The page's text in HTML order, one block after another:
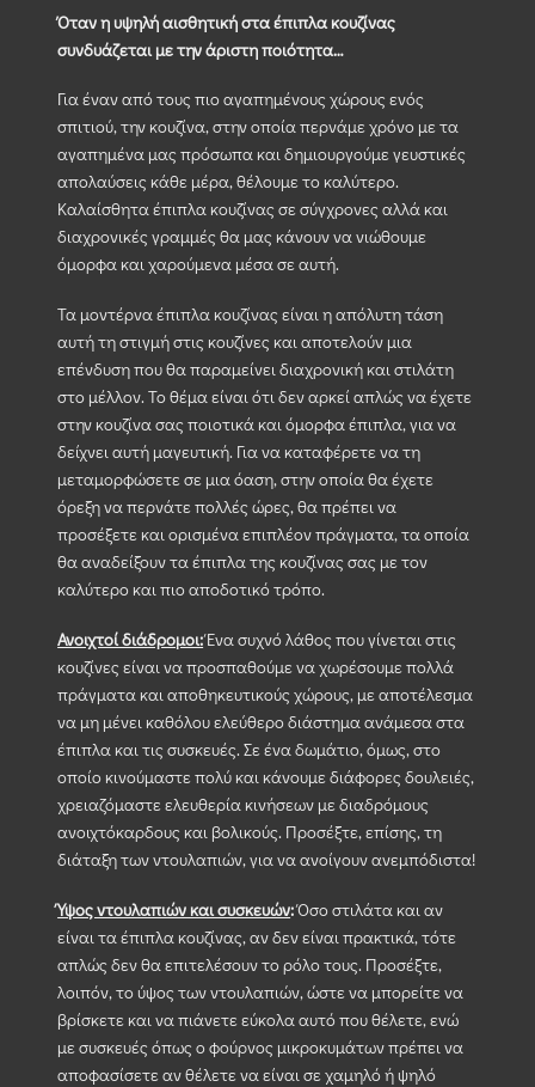
Όταν η υψηλή αισθητική στα έπιπλα κουζίνας
συνδυάζεται με την άριστη ποιότητα…
Για έναν από τους πιο αγαπημένους χώρους ενός
σπιτιού, την κουζίνα, στην οποία περνάμε χρόνο με τα
αγαπημένα μας πρόσωπα και δημιουργούμε γευστικές
απολαύσεις κάθε μέρα, θέλουμε το καλύτερο.
Καλαίσθητα έπιπλα κουζίνας σε σύγχρονες αλλά και
διαχρονικές γραμμές θα μας κάνουν να νιώθουμε
όμορφα και χαρούμενα μέσα σε αυτή.
Τα μοντέρνα έπιπλα κουζίνας είναι η απόλυτη τάση
αυτή τη στιγμή στις κουζίνες και αποτελούν μια
επένδυση που θα παραμείνει διαχρονική και στιλάτη
στο μέλλον. Το θέμα είναι ότι δεν αρκεί απλώς να έχετε
στην κουζίνα σας ποιοτικά και όμορφα έπιπλα, για να
δείχνει αυτή μαγευτική. Για να καταφέρετε να τη
μεταμορφώσετε σε μια όαση, στην οποία θα έχετε
όρεξη να περνάτε πολλές ώρες, θα πρέπει να
προσέξετε και ορισμένα επιπλέον πράγματα, τα οποία
θα αναδείξουν τα έπιπλα της κουζίνας σας με τον
καλύτερο και πιο αποδοτικό τρόπο.
Ανοιχτοί διάδρομοι:Ένα συχνό λάθος που γίνεται στις
κουζίνες είναι να προσπαθούμε να χωρέσουμε πολλά
πράγματα και αποθηκευτικούς χώρους, με αποτέλεσμα
να μη μένει καθόλου ελεύθερο διάστημα ανάμεσα στα
έπιπλα και τις συσκευές. Σε ένα δωμάτιο, όμως, στο
οποίο κινούμαστε πολύ και κάνουμε διάφορες δουλειές,
χρειαζόμαστε ελευθερία κινήσεων με διαδρόμους
ανοιχτόκαρδους και βολικούς. Προσέξτε, επίσης, τη
διάταξη των ντουλαπιών, για να ανοίγουν ανεμπόδιστα!
Ύψος ντουλαπιών και συσκευών:Όσο στιλάτα και αν
είναι τα έπιπλα κουζίνας, αν δεν είναι πρακτικά, τότε
απλώς δεν θα επιτελέσουν το ρόλο τους. Προσέξτε,
λοιπόν, το ύψος των ντουλαπιών, ώστε να μπορείτε να
βρίσκετε και να πιάνετε εύκολα αυτό που θέλετε, ενώ
με συσκευές όπως ο φούρνος μικροκυμάτων πρέπει να
αποφασίσετε αν θέλετε να είναι σε χαμηλό ή ψηλό